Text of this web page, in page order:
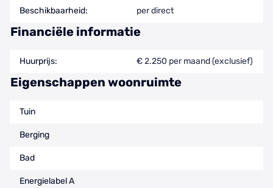
Beschikbaarheid: per direct
Financiële informatie
Huurprijs: € 2.250 per maand (exclusief)
Eigenschappen woonruimte
Tuin
Berging
Bad
Energielabel A